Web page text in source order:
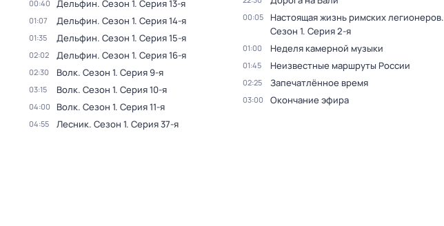
00:40 Дельфин. Сезон 1. Серия 13-я
01:07 Дельфин. Сезон 1. Серия 14-я
01:35 Дельфин. Сезон 1. Серия 15-я
02:02 Дельфин. Сезон 1. Серия 16-я
02:30 Волк. Сезон 1. Серия 9-я
03:15 Волк. Сезон 1. Серия 10-я
04:00 Волк. Сезон 1. Серия 11-я
04:55 Лесник. Сезон 1. Серия 37-я
00:05 Настоящая жизнь римских легионеров.
Сезон 1. Серия 2-я
01:00 Неделя камерной музыки
01:45 Неизвестные маршруты России
02:25 Запечатлённое время
03:00 Окончание эфира